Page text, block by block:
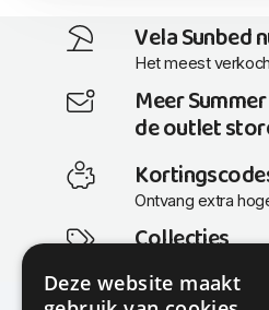
Vela Sunbed
Het meest
Meer
de outlet
Ontvang extra
Collecties
Actuele en
Deze website maakt